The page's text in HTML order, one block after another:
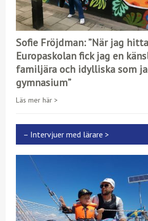
Sofie Fröjdman: ”När jag
Europaskolan fick jag en
familjära och idylliska som
gymnasium”
Läs mer här >
– Intervjuer med lärare >